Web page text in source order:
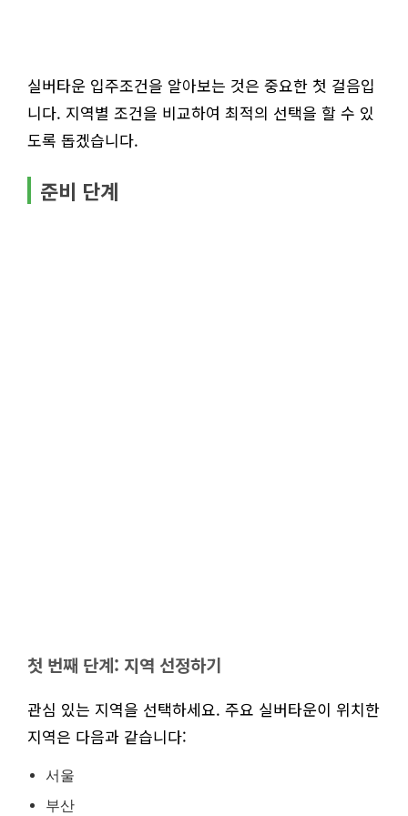
실버타운 입주조건을 알아보는 것은 중요한 첫 걸음입
니다. 지역별 조건을 비교하여 최적의 선택을 할 수 있
도록 돕겠습니다.
준비 단계
첫 번째 단계: 지역 선정하기
관심 있는 지역을 선택하세요. 주요 실버타운이 위치한
지역은 다음과 같습니다:
서울
부산